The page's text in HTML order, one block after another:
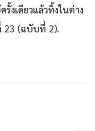
งเดียวแล้วทิ้งในต่าง
23 (ฉบับที่ 2).